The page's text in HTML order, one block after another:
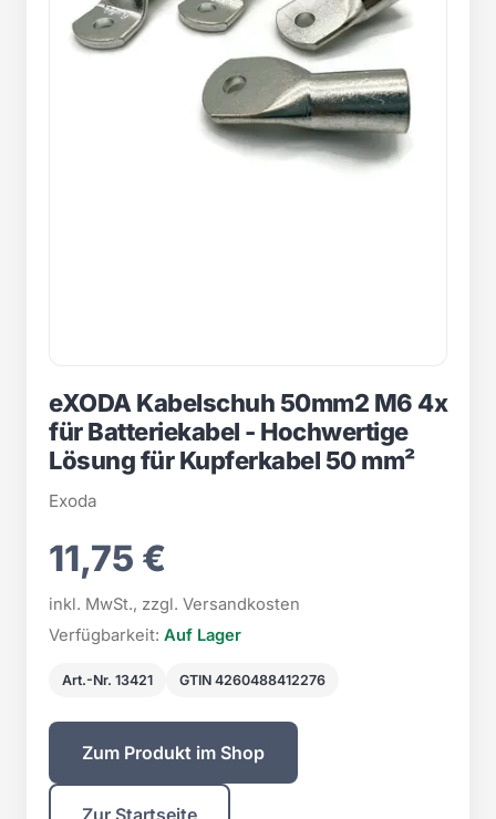
eXODA Kabelschuh 50mm2 M6 4x
für Batteriekabel - Hochwertige
Lösung für Kupferkabel 50 mm²
Exoda
11,75 €
inkl. MwSt., zzgl. Versandkosten
Verfügbarkeit: Auf Lager
Art.-Nr. 13421 GTIN 4260488412276
Zum Produkt im Shop
Zur Startseite